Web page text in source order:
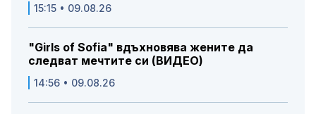
15:15 • 09.08.26
"Girls of Sofia" вдъхновява жените да
следват мечтите си (ВИДЕО)
14:56 • 09.08.26